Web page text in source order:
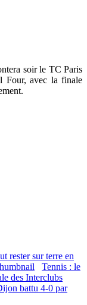
soir le TC Paris
Four, avec la finale
rester sur terre en
Tennis : le
des Interclubs
battu 4-0 par